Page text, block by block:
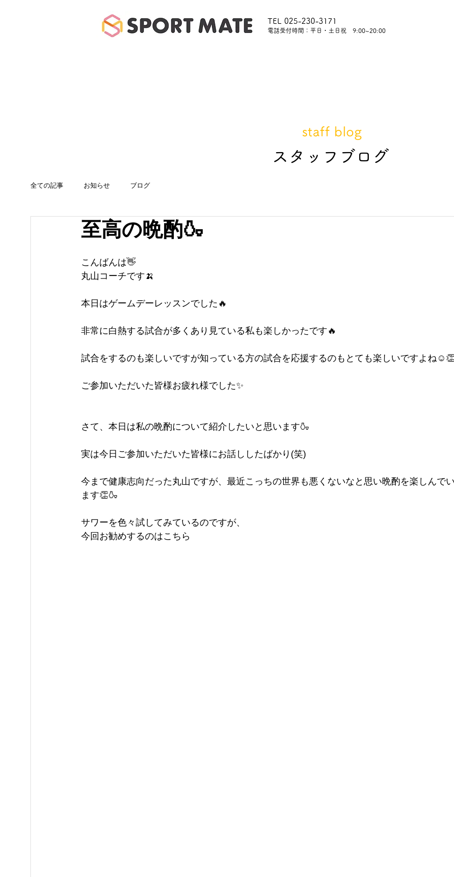
TEL 025-230-3171
​電話受付時間：平日・土日祝 9:00~20:00
全ての記事 お知らせ ブログ
至高の晩酌🍶
こんばんは👋
丸山コーチです🍌
本日はゲームデーレッスンでした🔥
非常に白熱する試合が多くあり見ている私も楽しかったです🔥
試合をするのも楽しいですが知っている方の試合を応援するのもとても楽しいですよね
ご参加いただいた皆様お疲れ様でした✨
さて、本日は私の晩酌について紹介したいと思います🍶
実は今日ご参加いただいた皆様にお話ししたばかり(笑)
今まで健康志向だった丸山ですが、最近こっちの世界も悪くないなと思い晩酌を楽しんで
ます👏🍶
サワーを色々試してみているのですが、
今回お勧めするのはこちら
​スタッフブログ
staff blog